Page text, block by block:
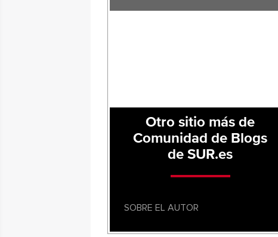
Otro sitio más de
Comunidad de Blogs
de SUR.es
SOBRE EL AUTOR